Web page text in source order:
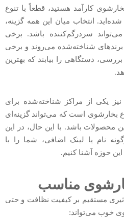
کارآمد هستید، قطعاً با تنوع
انتخاب میان این همه گزینه،
سردرگم‌کننده باشد. برخی
برندهای شناخته‌شده می‌روند و برخی
دستگاهی را بیابند که بهترین
یکی از مراکز شناخته‌شده برای
بخارشوی است که می‌تواند گزینه‌ای
باشد. با این حال، در این
نام یا لینک اضافی، شما را با
حوزه آشنا کنیم.
مناسب
مستقیم بر کیفیت نظافت و حتی
خوب می‌تواند: